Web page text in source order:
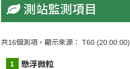
測站監測項目
共16個測項，顯示來源： T60 (20:00:00)
1 懸浮微粒